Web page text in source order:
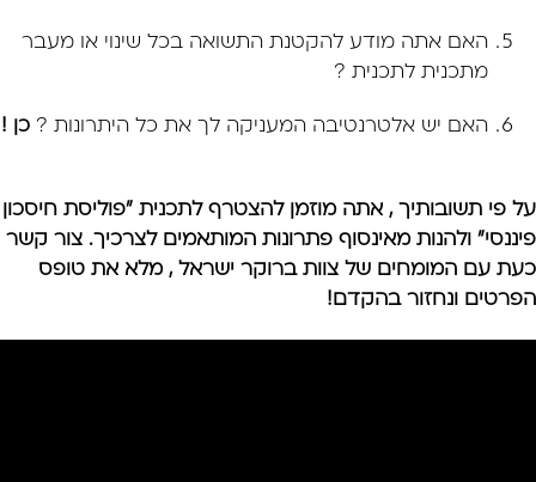
האם אתה מודע להקטנת התשואה בכל שינוי או מעבר
מתכנית לתכנית ?
האם יש אלטרנטיבה המעניקה לך את כל היתרונות ? כן !
על פי תשובותיך , אתה מוזמן להצטרף לתכנית "פוליסת חיסכון
פיננסי" ולהנות מאינסוף פתרונות המותאמים לצרכיך. צור קשר
כעת עם המומחים של צוות ברוקר ישראל , מלא את טופס
הפרטים ונחזור בהקדם!